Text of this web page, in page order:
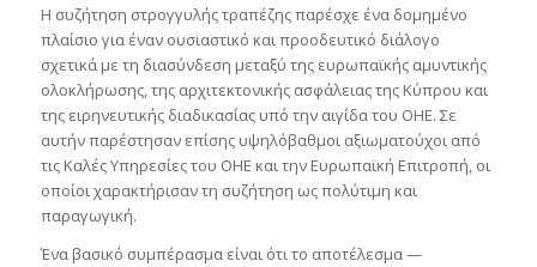
Η συζήτηση στρογγυλής τραπέζης παρέσχε ένα δομημένο
πλαίσιο για έναν ουσιαστικό και προοδευτικό διάλογο
σχετικά με τη διασύνδεση μεταξύ της ευρωπαϊκής αμυντικής
ολοκλήρωσης, της αρχιτεκτονικής ασφάλειας της Κύπρου και
της ειρηνευτικής διαδικασίας υπό την αιγίδα του ΟΗΕ. Σε
αυτήν παρέστησαν επίσης υψηλόβαθμοι αξιωματούχοι από
τις Καλές Υπηρεσίες του ΟΗΕ και την Ευρωπαϊκή Επιτροπή, οι
οποίοι χαρακτήρισαν τη συζήτηση ως πολύτιμη και
παραγωγική.
Ένα βασικό συμπέρασμα είναι ότι το αποτέλεσμα —